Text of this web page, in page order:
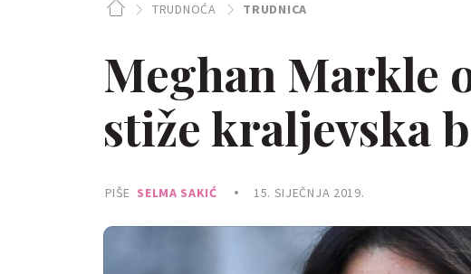
TRUDNOĆA TRUDNICA
Meghan Markle
stiže kraljevska
PIŠE SELMA SAKIĆ 15. SIJEČNJA 2019.